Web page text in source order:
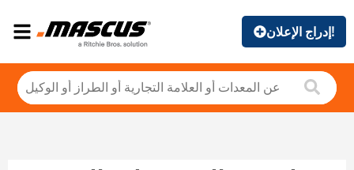
إدراج الإعلان!